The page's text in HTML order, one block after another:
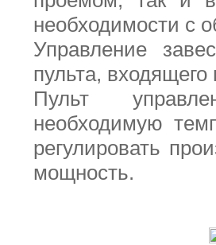
необходимости с
Управление
пульта,
Пульт
необходимую
регулировать
мощность.